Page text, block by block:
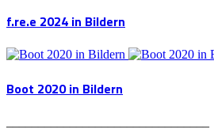
f.re.e 2024 in Bildern
Boot 2020 in Bildern